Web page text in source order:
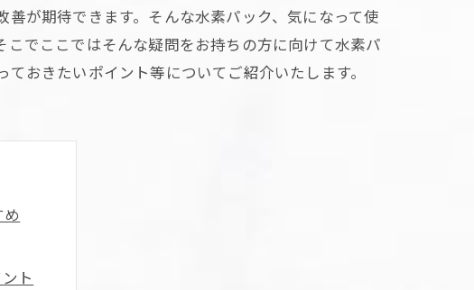
が期待できます。そんな水素パック、気になって使
でここではそんな疑問をお持ちの方に向けて水素パ
おきたいポイント等についてご紹介いたします。
ト